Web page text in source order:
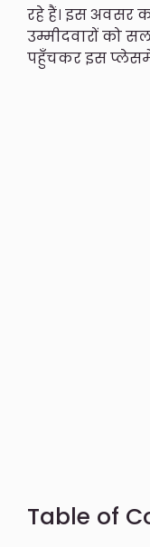
रहे हैं। इस अवसर
उम्मीदवारों को
पहुँचकर इस
Table of